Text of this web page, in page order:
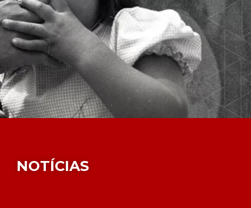
NOTÍCIAS